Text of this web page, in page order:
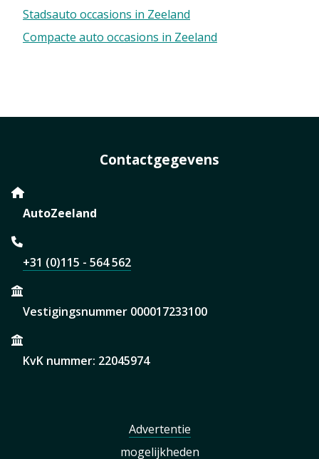
Stadsauto occasions in Zeeland
Compacte auto occasions in Zeeland
Contactgegevens
AutoZeeland
+31 (0)115 - 564 562
Vestigingsnummer 000017233100
KvK nummer: 22045974
Advertentie
mogelijkheden